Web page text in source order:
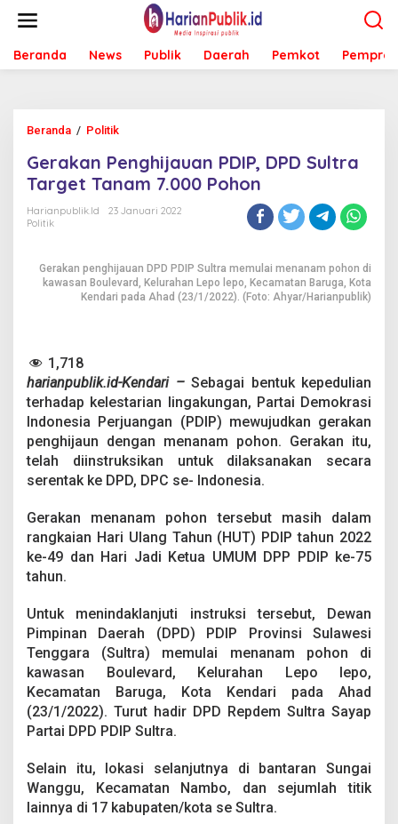
t
Beranda News Publik Daerah Pemkot Pemprov
Beranda / Politik
r
a
k
a
n
g
h
a
n
P
I
P
,
P
D
S
u
r
T
a
r
g
e
t
T
n
a
m
Gerakan Penghijauan PDIP, DPD Sultra
Target Tanam 7.000 Pohon
Harianpublik.id
23 Januari 2022
Politik
Gerakan penghijauan DPD PDIP Sultra memulai menanam pohon di
kawasan Boulevard, Kelurahan Lepo lepo, Kecamatan Baruga, Kota
Kendari pada Ahad (23/1/2022). (Foto: Ahyar/Harianpublik)
1,718
harianpublik.id-Kendari –Sebagai bentuk kepedulian
terhadap kelestarian lingakungan, Partai Demokrasi
Indonesia Perjuangan (PDIP) mewujudkan gerakan
penghijaun dengan menanam pohon. Gerakan itu,
telah diinstruksikan untuk dilaksanakan secara
serentak ke DPD, DPC se- Indonesia.
Gerakan menanam pohon tersebut masih dalam
rangkaian Hari Ulang Tahun (HUT) PDIP tahun 2022
ke-49 dan Hari Jadi Ketua UMUM DPP PDIP ke-75
tahun.
Untuk menindaklanjuti instruksi tersebut, Dewan
Pimpinan Daerah (DPD) PDIP Provinsi Sulawesi
Tenggara (Sultra) memulai menanam pohon di
kawasan Boulevard, Kelurahan Lepo lepo,
Kecamatan Baruga, Kota Kendari pada Ahad
(23/1/2022). Turut hadir DPD Repdem Sultra Sayap
Partai DPD PDIP Sultra.
Selain itu, lokasi selanjutnya di bantaran Sungai
Wanggu, Kecamatan Nambo, dan sejumlah titik
lainnya di 17 kabupaten/kota se Sultra.